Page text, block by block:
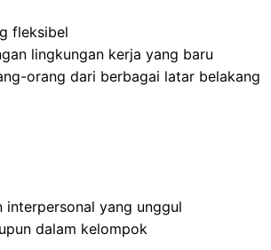
fleksibel
lingkungan kerja yang baru
orang dari berbagai latar belakang
yang unggul
dalam kelompok